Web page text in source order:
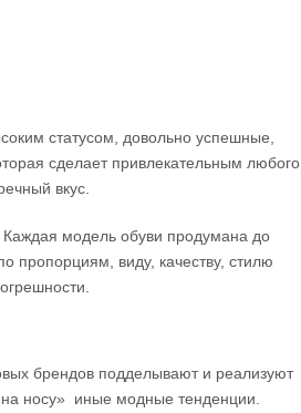
статусом, довольно успешные,
сделает привлекательным любого
вкус.
Каждая модель обуви продумана до
пропорциям, виду, качеству, стилю
брендов подделывают и реализуют
носу» иные модные тенденции.